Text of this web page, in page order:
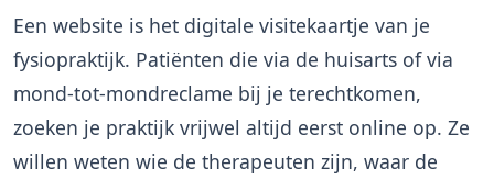
Een website is het digitale visitekaartje van je
fysiopraktijk. Patiënten die via de huisarts of via
mond-tot-mondreclame bij je terechtkomen,
zoeken je praktijk vrijwel altijd eerst online op. Ze
willen weten wie de therapeuten zijn, waar de